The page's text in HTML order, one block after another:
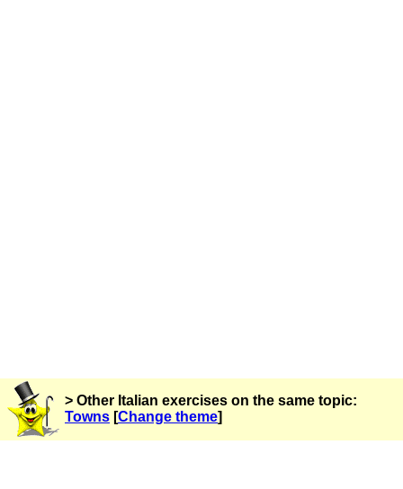
> Other Italian exercises on the same topic:
Towns [Change theme]